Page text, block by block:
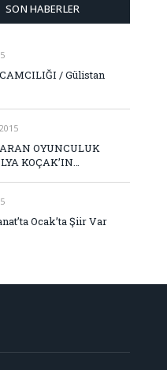
SON HABERLER
/ Gülistan
OYUNCULUK
KOÇAK’IN…
Ocak’ta Şiir Var